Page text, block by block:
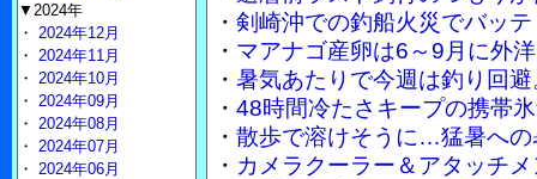
・ 剣崎沖での釣船火災でバッ
・ マアナゴ産卵は6～9月に外
・ 暑気あたりで今週は釣り回
・ 48時間冷たさキープの携帯
・ 散歩で溶けそうに…猛暑へ
・ カメラクーラー＆アタッチ
▼2024年
・ 2024年12月
・ 2024年11月
・ 2024年10月
・ 2024年09月
・ 2024年08月
・ 2024年07月
・ 2024年06月